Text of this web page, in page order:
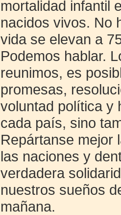
mortalidad infantil
nacidos vivos. No
vida se elevan a
Podemos hablar.
reunimos, es
promesas,
voluntad política y
cada país, sino
Repártanse mejor
las naciones y
verdadera
nuestros sueños
mañana.